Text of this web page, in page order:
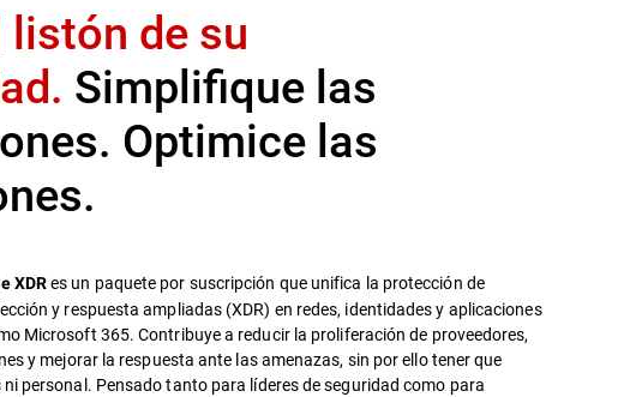
listón de su
Simplifique las
Optimice las
XDRes un paquete por suscripción que unifica la protección de
y respuesta ampliadas (XDR) en redes, identidades y aplicaciones
Microsoft 365. Contribuye a reducir la proliferación de proveedores,
y mejorar la respuesta ante las amenazas, sin por ello tener que
personal. Pensado tanto para líderes de seguridad como para